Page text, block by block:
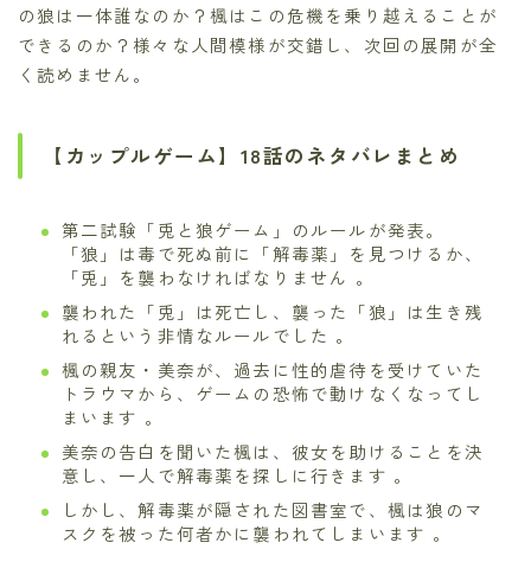
の狼は一体誰なのか？楓はこの危機を乗り越えることが
できるのか？様々な人間模様が交錯し、次回の展開が全
く読めません。
【カップルゲーム】18話のネタバレまとめ
第二試験「兎と狼ゲーム」のルールが発表。
「狼」は毒で死ぬ前に「解毒薬」を見つけるか、
「兎」を襲わなければなりません 。
襲われた「兎」は死亡し、襲った「狼」は生き残
れるという非情なルールでした 。
楓の親友・美奈が、過去に性的虐待を受けていた
トラウマから、ゲームの恐怖で動けなくなってし
まいます 。
美奈の告白を聞いた楓は、彼女を助けることを決
意し、一人で解毒薬を探しに行きます 。
しかし、解毒薬が隠された図書室で、楓は狼のマ
スクを被った何者かに襲われてしまいます 。